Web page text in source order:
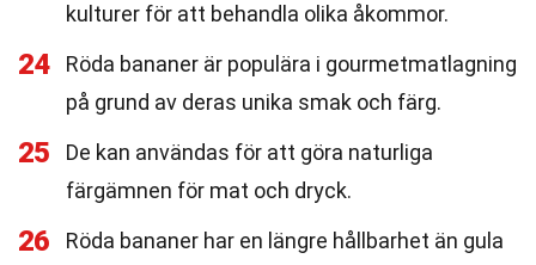
kulturer för att behandla olika åkommor.
24
Röda bananer är populära i gourmetmatlagning
på grund av deras unika smak och färg.
25
De kan användas för att göra naturliga
färgämnen för mat och dryck.
26
Röda bananer har en längre hållbarhet än gula